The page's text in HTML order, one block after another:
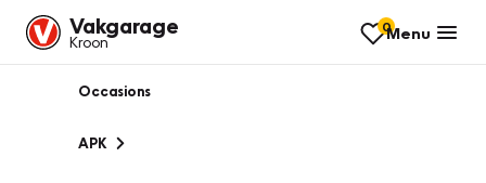
Vakgarage
Kroon
0Menu
Occasions
APK